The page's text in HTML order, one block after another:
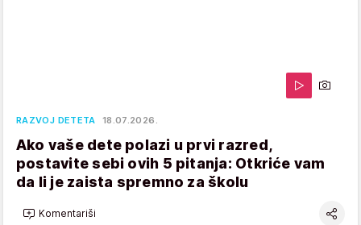
RAZVOJ DETETA 18.07.2026.
Ako vaše dete polazi u prvi razred,
postavite sebi ovih 5 pitanja: Otkriće vam
da li je zaista spremno za školu
Komentariši